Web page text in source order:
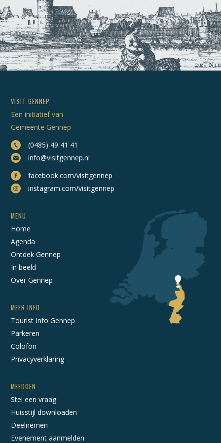
VISIT GENNEP
Een initiatief van
Gemeente Gennep
(0485) 49 41 41
info@visitgennep.nl
facebook.com/visitgennep
instagram.com/visitgennep
MENU
Home
Agenda
Ontdek Gennep
In beeld
Over Gennep
MEER INFO
Tourist Info Gennep
Parkeren
Colofon
Privacyverklaring
MEEDOEN
Stel een vraag
Huisstijl downloaden
Deelnemen
Evenement aanmelden